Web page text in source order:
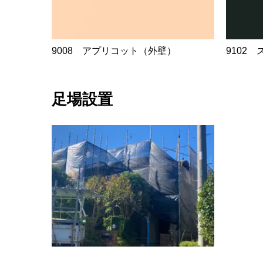
9008 アプリコット（外壁） 9102 ス
足場設置